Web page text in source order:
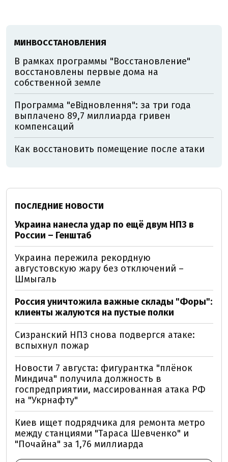
МИНВОССТАНОВЛЕНИЯ
В рамках программы "Восстановление"
восстановлены первые дома на
собственной земле
Программа "еВідновлення": за три года
выплачено 89,7 миллиарда гривен
компенсаций
Как восстановить помещение после атаки
ПОСЛЕДНИЕ НОВОСТИ
Украина нанесла удар по ещё двум НПЗ в
России – Генштаб
Украина пережила рекордную
августовскую жару без отключений –
Шмыгаль
Россия уничтожила важные склады "Форы":
клиенты жалуются на пустые полки
Сизранский НПЗ снова подвергся атаке:
вспыхнул пожар
Новости 7 августа: фигурантка "плёнок
Миндича" получила должность в
госпредприятии, массированная атака РФ
на "Укрнафту"
Киев ищет подрядчика для ремонта метро
между станциями "Тараса Шевченко" и
"Почайна" за 1,76 миллиарда